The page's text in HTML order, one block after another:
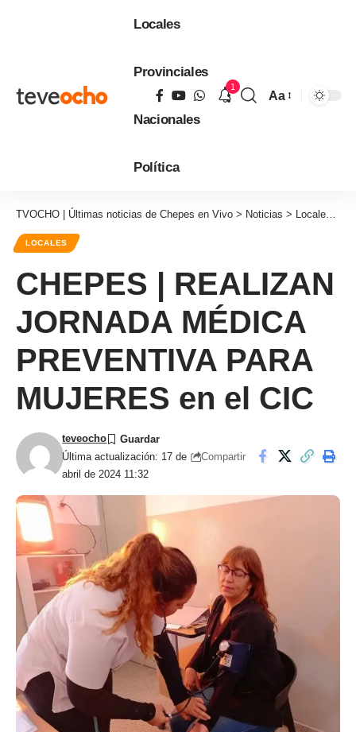
Locales
Provinciales
Nacionales
Política
1
Aa
TVOCHO | Últimas noticias de Chepes en Vivo > Noticias > Locales >
LOCALES
CHEPES | REALIZAN
JORNADA MÉDICA
PREVENTIVA PARA
MUJERES en el CIC
Última actualización: 17 de
abril de 2024 11:32
teveocho
Compartir